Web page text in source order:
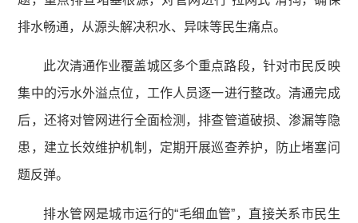
排水畅通，从源头解决积水、异味等民生痛点。
此次清通作业覆盖城区多个重点路段，针对市民反映
集中的污水外溢点位，工作人员逐一进行整改。清通完成
后，还将对管网进行全面检测，排查管道破损、渗漏等隐
患，建立长效维护机制，定期开展巡查养护，防止堵塞问
题反弹。
排水管网是城市运行的“毛细血管”，直接关系市民生